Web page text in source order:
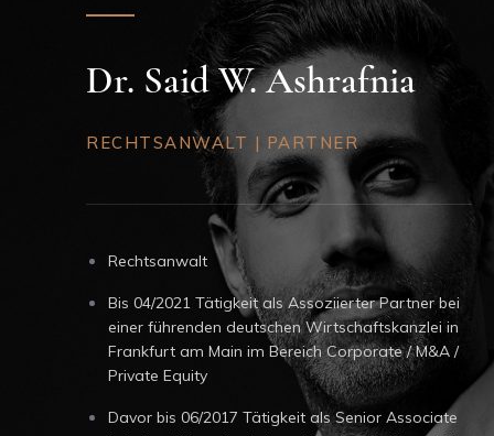
Dr. Said W. Ashrafnia
RECHTSANWALT | PARTNER
Rechtsanwalt
Bis 04/2021 Tätigkeit als Assoziierter Partner bei
einer führenden deutschen Wirtschaftskanzlei in
Frankfurt am Main im Bereich Corporate / M&A /
Private Equity
Davor bis 06/2017 Tätigkeit als Senior Associate